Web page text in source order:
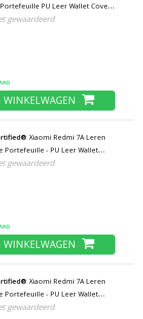
PU Leer Wallet Cover
Bruin
gewaardeerd
WINKELWAGEN
Xiaomi Redmi 7A Leren
Portefeuille - PU Leer Wallet
Hoesje Zwart
gewaardeerd
WINKELWAGEN
Xiaomi Redmi 7A Leren
Portefeuille - PU Leer Wallet
Hoesje Bruin
gewaardeerd